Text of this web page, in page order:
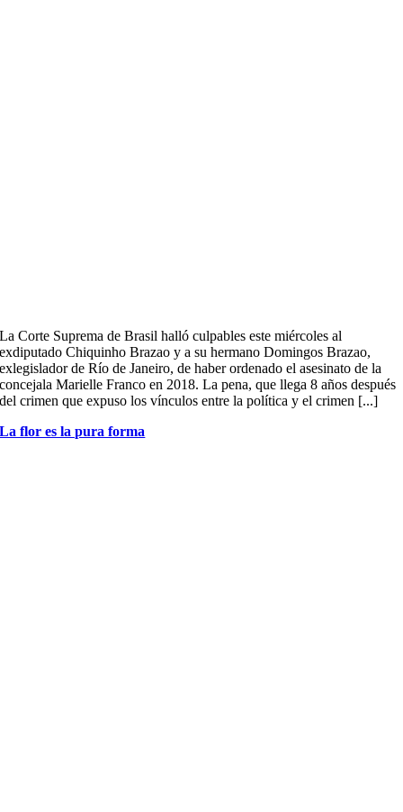
La Corte Suprema de Brasil halló culpables este miércoles al
exdiputado Chiquinho Brazao y a su hermano Domingos Brazao,
exlegislador de Río de Janeiro, de haber ordenado el asesinato de la
concejala Marielle Franco en 2018. La pena, que llega 8 años después
del crimen que expuso los vínculos entre la política y el crimen [...]
La flor es la pura forma